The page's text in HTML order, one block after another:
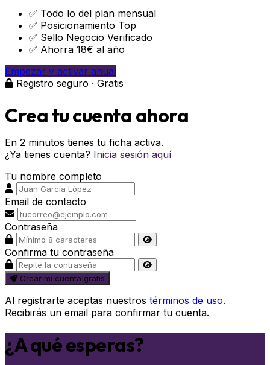
✅ Todo lo del plan mensual
✅ Posicionamiento Top
✅ Sello Negocio Verificado
✅ Ahorra 18€ al año
Empezar y activar anual
Registro seguro · Gratis
Crea tu cuenta ahora
En 2 minutos tienes tu ficha activa.
¿Ya tienes cuenta? Inicia sesión aquí
Tu nombre completo
Email de contacto
Contraseña
Confirma tu contraseña
Crear mi cuenta gratis
Al registrarte aceptas nuestros términos de uso.
Recibirás un email para confirmar tu cuenta.
¿A qué esperas?